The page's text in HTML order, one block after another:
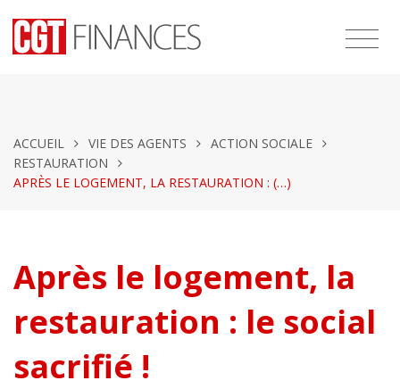
ACCUEIL VIE DES AGENTS
ACTION SOCIALE
RESTAURATION
APRÈS LE LOGEMENT, LA RESTAURATION : (…)
Après le logement, la
restauration : le social
sacrifié !